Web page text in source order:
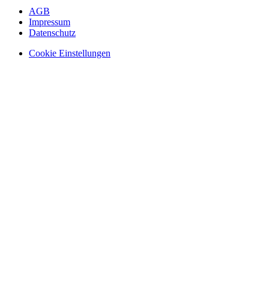
AGB
Impressum
Datenschutz
Cookie Einstellungen